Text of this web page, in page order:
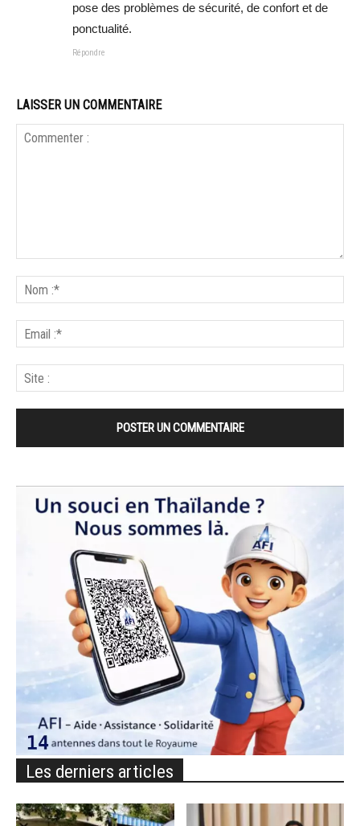
pose des problèmes de sécurité, de confort et de
ponctualité.
Répondre
LAISSER UN COMMENTAIRE
Les derniers articles